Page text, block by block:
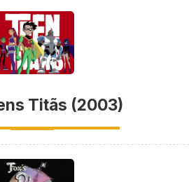
Titãs (2003)